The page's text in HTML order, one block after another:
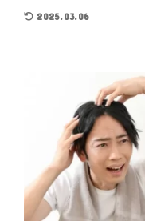
2025.03.06